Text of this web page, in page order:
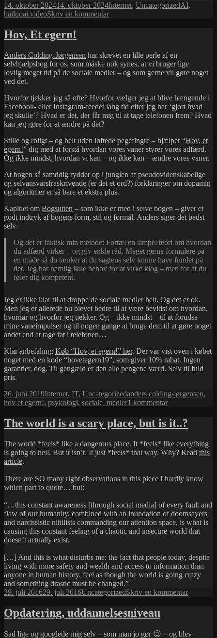
Udgivet
i
14. oktober 202414. oktober 2024Kategorier
Internet, UncategorizedTags
AI,
hailuoai.videoSkriv en kommentartil
men
…
Hov, Et egern!
Anders Colding-Jørgensen har skrevet en lille perle af en
selvhjælpsbog for os, som måske nok synes, at vi bruger lige
lovlig meget tid på de sociale medier – og som gerne vil gøre noget
ved det.
Hvorfor tjekker jeg så ofte? Hvorfor vælger jeg at blive hængende i
Facebook- eller Instagram-feedet lang tid efter jeg har ‘gjort hvad
jeg skulle’? Hvad er det, der får mig til at tage telefonen frem? Hvad
kan jeg gøre for at ændre på det?
Stille og roligt – og helt uden løftede pegefingre – hjælper “Hov, et
egern!” dig med at forstå hvordan vores vaner styrer vores adfærd.
Og ikke mindst, hvordan vi kan – og ikke kan – ændre vores vaner.
At bogen så samtidig rydder op i junglen af pseudovidenskabelige
og selvansvarsfraskrivende (er det et ord?) forklaringer om dopamin
og algoritmer er så bare et ekstra plus.
Kapitlet om Bogsutten – som ikke er med i selve bogen – giver et
godt indtryk af bogens form, stil og formål. Anders siger det bedst
selv:
Og det er faktisk min metode: Fortæl en simpel teori om hvordan
du adfærd virker – og giv enkle råd. Meget gerne formulere på
en måde så du tænker at du sagtens selv kunne have fundet på
det. Jeg har nemlig ikke behov for at virke klog – men for at du
føler dig kompetent.
Jeg er ikke klar til at droppe de sociale medier helt. Og det er ok.
Men jeg er allerede nu blevet bedre til at være bevidst om hvordan,
hvornår og hvorfor jeg tjekker. Og – ikke mindst – til at forudse
mine vaneimpulser og til nogen gange at bruge dem til at gøre noget
andet end at tage fat i telefonen…
Klar anbefaling: Køb “Hov, et egern!” her. Der var vist oven i købet
noget med en kode “hovetegern19”, som giver 10% rabat. Ingen
garantier, dog. Til gengæld er den alle pengene værd. Selv til fuld
pris.
Udgivet
i
26. juni 2019Kategorier
Internet, IT, UncategorizedTags
anders colding-jørgensen,
hov et egern!, psykologi, sociale_medier1 kommentartil
Et
egern!
The world is a scary place, but is it..?
The world *feels* like a dangerous place. It *feels* like everything
is going to hell. But it isn’t. It just *feels* that way. Why? Read this
article.
There are SO many right observations in this piece I hardly know
which part to quote… but:
“…this constant awareness [through social media] of every fault and
flaw of our humanity, combined with an inundation of doomsayers
and narcissistic nihilists commanding our attention space, is what is
causing this constant feeling of a chaotic and insecure world that
doesn’t actually exist.
[…] And this is what disturbs me: the fact that people today, despite
living with more safety and wealth and access to information than
anyone in human history, feel as though the world is going crazy
and something drastic must be changed.”
Udgivet
29. juli 201629. juli 2016Kategorier
UncategorizedSkriv en kommentartil
scary
Opdatering, uddannelsesniveau
Sad lige og googlede mig selv – som man jo gør 😉 – og blev